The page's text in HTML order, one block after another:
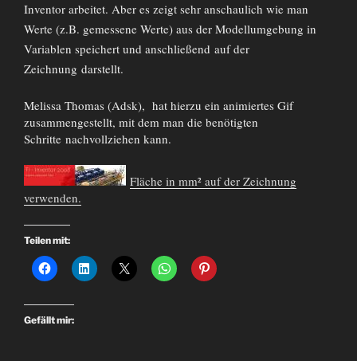
Inventor arbeitet. Aber es zeigt sehr anschaulich wie man
Werte (z.B. gemessene Werte) aus der Modellumgebung in
Variablen speichert und anschließend auf der
Zeichnung darstellt.
Melissa Thomas (Adsk), hat hierzu ein animiertes Gif
zusammengestellt, mit dem man die benötigten
Schritte nachvollziehen kann.
Fläche in mm² auf der Zeichnung
verwenden.
Teilen mit:
Gefällt mir: